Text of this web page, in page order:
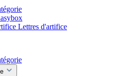
Lettres d'artifice